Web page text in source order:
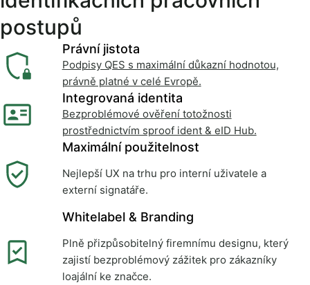
postupů
Právní jistota
Podpisy QES s maximální důkazní hodnotou,
právně platné v celé Evropě.
Integrovaná identita
Bezproblémové ověření totožnosti
prostřednictvím sproof ident & eID Hub.
Maximální použitelnost
Nejlepší UX na trhu pro interní uživatele a
externí signatáře.
Whitelabel & Branding
Plně přizpůsobitelný firemnímu designu, který
zajistí bezproblémový zážitek pro zákazníky
loajální ke značce.